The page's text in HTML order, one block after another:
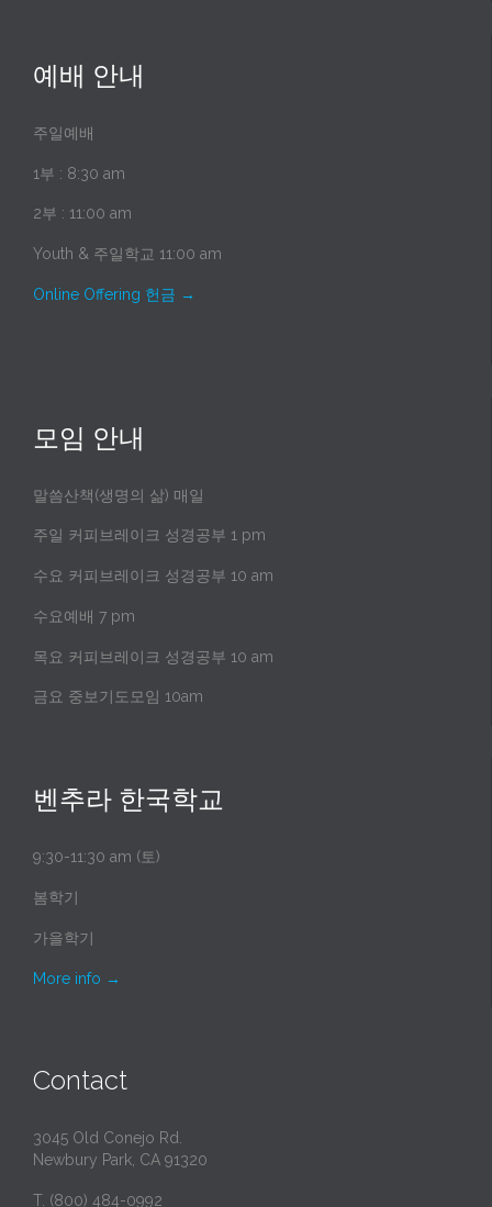
예배 안내
주일예배
1부 : 8:30 am
2부 : 11:00 am
Youth & 주일학교 11:00 am
Online Offering 헌금 →
모임 안내
말씀산책(생명의 삶) 매일
주일 커피브레이크 성경공부 1 pm
수요 커피브레이크 성경공부 10 am
수요예배 7 pm
목요 커피브레이크 성경공부 10 am
금요 중보기도모임 10am
벤추라 한국학교
9:30-11:30 am (토)
봄학기
가을학기
More info →
Contact
3045 Old Conejo Rd.
Newbury Park, CA 91320
T. (800) 484-0992